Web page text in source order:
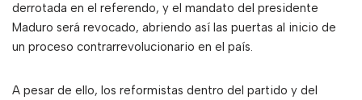
derrotada en el referendo, y el mandato del presidente
Maduro será revocado, abriendo así las puertas al inicio de
un proceso contrarrevolucionario en el país.
A pesar de ello, los reformistas dentro del partido y del